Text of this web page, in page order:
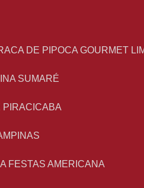
DE PIPOCA GOURMET
SUMARÉ
PIRACICABA
FESTAS AMERICANA